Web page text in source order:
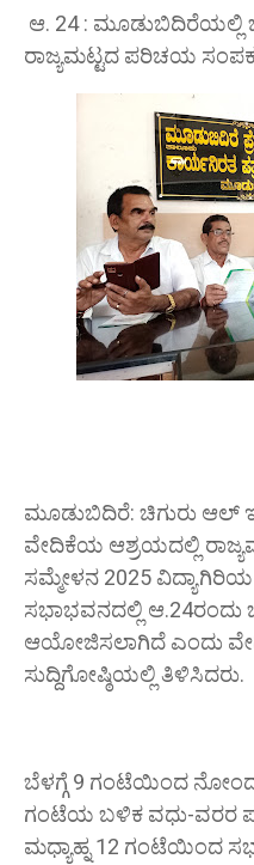
ಆ. 24 : ಮೂಡುಬಿದಿರೆಯಲ್ಲಿ
ರಾಜ್ಯಮಟ್ಟದ ಪರಿಚಯ
ಮೂಡುಬಿದಿರೆ: ಚಿಗುರು ಆಲ್
ವೇದಿಕೆಯ ಆಶ್ರಯದಲ್ಲಿ
ಸಮ್ಮೇಳನ 2025 ವಿದ್ಯಾಗಿರಿಯ
ಸಭಾಭವನದಲ್ಲಿ
ಆಯೋಜಿಸಲಾಗಿದೆ ಎಂದು
ಸುದ್ದಿಗೋಷ್ಠಿಯಲ್ಲಿ ತಿಳಿಸಿದರು.
ಬೆಳಗ್ಗೆ 9 ಗಂಟೆಯಿಂದ ನೋಂದಣಿ
ಗಂಟೆಯ ಬಳಿಕ ವಧು-ವರರ
ಮಧ್ಯಾಹ್ನ 12 ಗಂಟೆಯಿಂದ